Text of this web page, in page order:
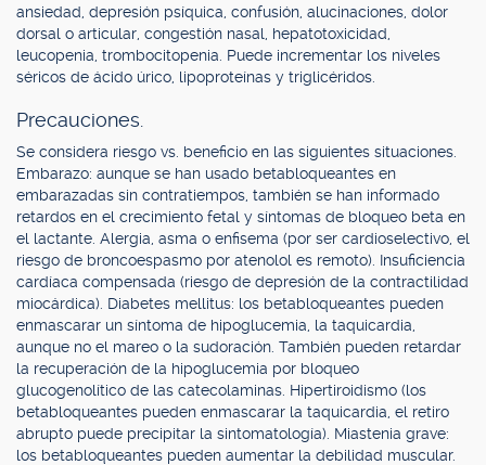
ansiedad, depresión psíquica, confusión, alucinaciones, dolor
dorsal o articular, congestión nasal, hepatotoxicidad,
leucopenia, trombocitopenia. Puede incrementar los niveles
séricos de ácido úrico, lipoproteínas y triglicéridos.
Precauciones.
Se considera riesgo vs. beneficio en las siguientes situaciones.
Embarazo: aunque se han usado betabloqueantes en
embarazadas sin contratiempos, también se han informado
retardos en el crecimiento fetal y síntomas de bloqueo beta en
el lactante. Alergia, asma o enfisema (por ser cardioselectivo, el
riesgo de broncoespasmo por atenolol es remoto). Insuficiencia
cardíaca compensada (riesgo de depresión de la contractilidad
miocárdica). Diabetes mellitus: los betabloqueantes pueden
enmascarar un síntoma de hipoglucemia, la taquicardia,
aunque no el mareo o la sudoración. También pueden retardar
la recuperación de la hipoglucemia por bloqueo
glucogenolítico de las catecolaminas. Hipertiroidismo (los
betabloqueantes pueden enmascarar la taquicardia, el retiro
abrupto puede precipitar la sintomatología). Miastenia grave:
los betabloqueantes pueden aumentar la debilidad muscular.